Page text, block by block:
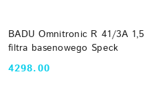
BADU Omnitronic R 41/3A
filtra basenowego Speck
Cena:
4298.00